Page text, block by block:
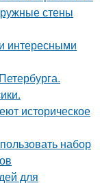
стены
интересными
историческое
набор
для